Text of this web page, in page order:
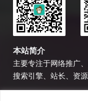
本站简介
主要专注于网络推广
搜索引擎、站长、资